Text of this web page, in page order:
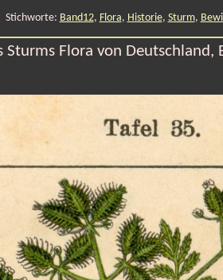
Stichworte: Band12, Flora, Historie, Sturm,
Sturms Flora von Deutschland,